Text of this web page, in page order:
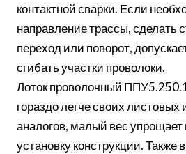
контактной сварки. Если
направление трассы, сделать
переход или поворот,
сгибать участки проволоки.
Лоток проволочный
гораздо легче своих листовых
аналогов, малый вес упрощает
установку конструкции. Также